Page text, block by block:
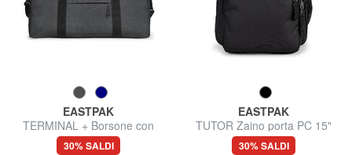
EASTPAK
TERMINAL + Borsone con
tracolla
30% SALDI
EASTPAK
TUTOR Zaino porta PC 15"
30% SALDI